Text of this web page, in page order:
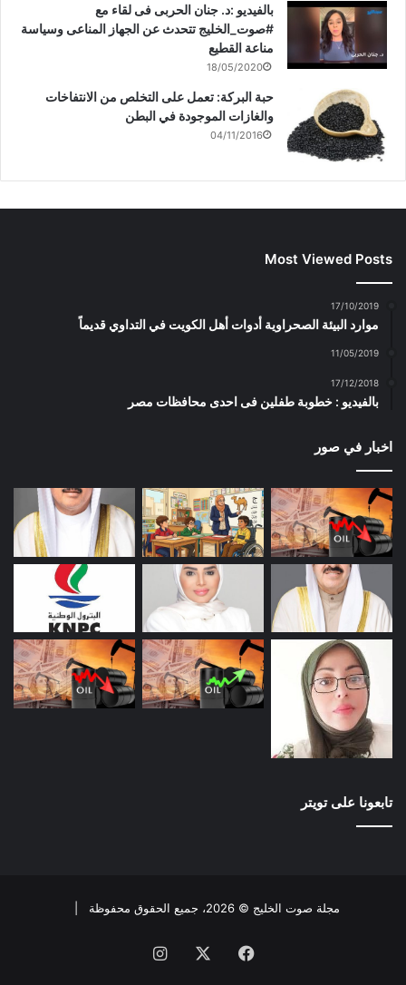
بالفيديو :د. جنان الحربى فى لقاء مع
#صوت_الخليج تتحدث عن الجهاز المناعى وسياسة
مناعة القطيع
18/05/2020
حبة البركة: تعمل على التخلص من الانتفاخات
والغازات الموجودة في البطن
04/11/2016
Most Viewed Posts
17/10/2019
موارد البيئة الصحراوية أدوات أهل الكويت في التداوي قديماً
11/05/2019
17/12/2018
بالفيديو : خطوبة طفلين فى احدى محافظات مصر
اخبار في صور
تابعونا على تويتر
مجلة صوت الخليج © 2026، جميع الحقوق محفوظة |
فيسبوك انستقرام